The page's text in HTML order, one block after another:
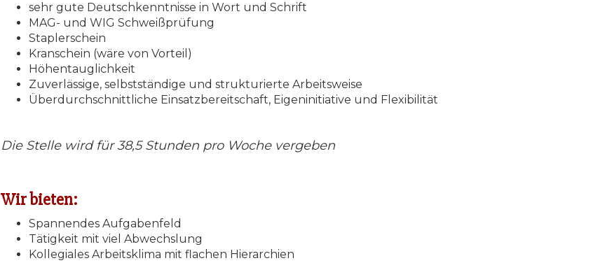
sehr gute Deutschkenntnisse in Wort und Schrift
MAG- und WIG Schweißprüfung
Staplerschein
Kranschein (wäre von Vorteil)
Höhentauglichkeit
Zuverlässige, selbstständige und strukturierte Arbeitsweise
Überdurchschnittliche Einsatzbereitschaft, Eigeninitiative und Flexibilität
Die Stelle wird für 38,5 Stunden pro Woche vergeben
Wir bieten:
Spannendes Aufgabenfeld
Tätigkeit mit viel Abwechslung
Kollegiales Arbeitsklima mit flachen Hierarchien